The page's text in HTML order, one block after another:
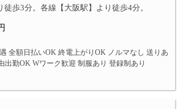
歩3分。各線【大阪駅】より徒歩4分。
全額日払いOK 終電上がりOK ノルマなし 送りあ
出勤OK Wワーク歓迎 制服あり 登録制あり